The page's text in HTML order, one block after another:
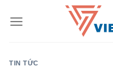
TIN TỨC